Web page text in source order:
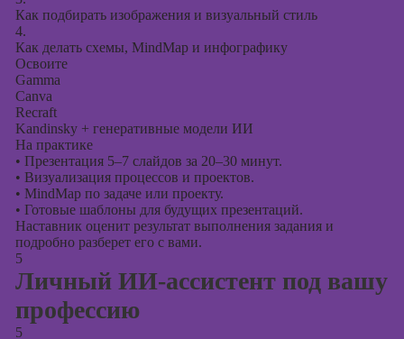
Как подбирать изображения и визуальный стиль
4.
Как делать схемы, MindMap и инфографику
Освоите
Gamma
Canva
Recraft
Kandinsky + генеративные модели ИИ
На практике
• Презентация 5–7 слайдов за 20–30 минут.
• Визуализация процессов и проектов.
• MindMap по задаче или проекту.
• Готовые шаблоны для будущих презентаций.
Наставник оценит результат выполнения задания и
подробно разберет его с вами.
5
Личный ИИ-ассистент под вашу
профессию
5